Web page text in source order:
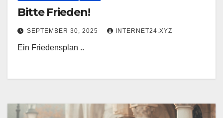
Bitte Frieden!
SEPTEMBER 30, 2025 INTERNET24.XYZ
Ein Friedensplan ..